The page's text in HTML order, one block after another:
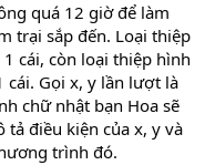
quá 12 giờ để làm
trại sắp đến. Loại thiệp
cái, còn loại thiệp hình
cái. Gọi x, y lần lượt là
chữ nhật bạn Hoa sẽ
điều kiện của x, y và
trình đó.